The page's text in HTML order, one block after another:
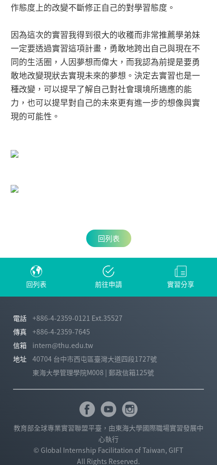
作態度上的改變不斷修正自己的對學習態度。
因為這次的實習我得到很大的收穫而非常推薦學弟妹
一定要透過實習這項計畫，勇敢地跨出自己與現在不
同的生活圈，人因夢想而偉大，而我認為前提是要勇
敢地改變現狀去實現未來的夢想。決定去實習也是一
種改變，可以提早了解自己對社會環境所適應的能
力，也可以提早對自己的未來更有進一步的想像與實
現的可能性。
回列表
回列表 前往申請 實習分享
電話
+886-4-2359-0121 Ext.35527
傳真
+886-4-2359-7645
信箱
intern@thu.edu.tw
地址
40704 台中市西屯區臺灣大道四段1727號
東海大學管理學院M008 | 郵政信箱125號
教育部全球專業實習聯盟平臺，由東海大學國際職場實習發展中
心執行
© Global Internship Facilitation of Taiwan, GIFT
All Rights Reserved.